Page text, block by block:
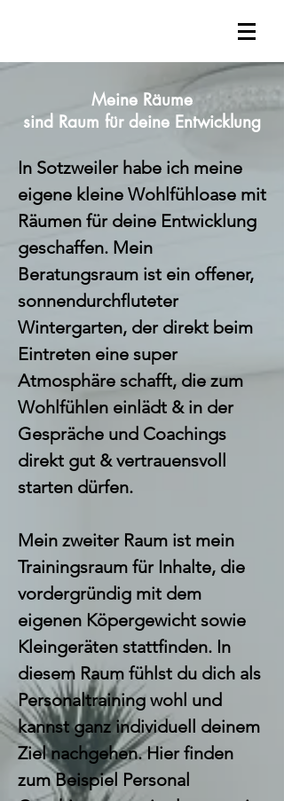
Meine Räume
sind Raum für deine Entwicklung
In Sotzweiler habe ich meine
eigene kleine Wohlfühloase mit
Räumen für deine Entwicklung
geschaffen. Mein
Beratungsraum ist ein offener,
sonnendurchfluteter
Wintergarten, der direkt beim
Eintreten eine super
Atmosphäre schafft, die zum
Wohlfühlen einlädt & in der
Gespräche und Coachings
direkt gut & vertrauensvoll
starten dürfen.
Mein zweiter Raum ist mein
Trainingsraum für Inhalte, die
vordergründig mit dem
eigenen Köpergewicht sowie
Kleingeräten stattfinden. In
diesem Raum fühlst du dich als
Personaltraining wohl und
kannst ganz individuell deinem
Ziel nachgehen. Hier finden
zum Beispiel Personal